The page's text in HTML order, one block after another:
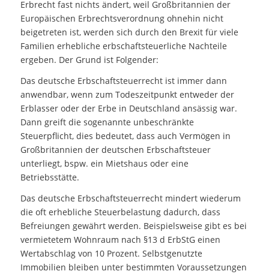
Erbrecht fast nichts ändert, weil Großbritannien der
Europäischen Erbrechtsverordnung ohnehin nicht
beigetreten ist, werden sich durch den Brexit für viele
Familien erhebliche erbschaftsteuerliche Nachteile
ergeben. Der Grund ist Folgender:
Das deutsche Erbschaftsteuerrecht ist immer dann
anwendbar, wenn zum Todeszeitpunkt entweder der
Erblasser oder der Erbe in Deutschland ansässig war.
Dann greift die sogenannte unbeschränkte
Steuerpflicht, dies bedeutet, dass auch Vermögen in
Großbritannien der deutschen Erbschaftsteuer
unterliegt, bspw. ein Mietshaus oder eine
Betriebsstätte.
Das deutsche Erbschaftsteuerrecht mindert wiederum
die oft erhebliche Steuerbelastung dadurch, dass
Befreiungen gewährt werden. Beispielsweise gibt es bei
vermietetem Wohnraum nach §13 d ErbStG einen
Wertabschlag von 10 Prozent. Selbstgenutzte
Immobilien bleiben unter bestimmten Voraussetzungen